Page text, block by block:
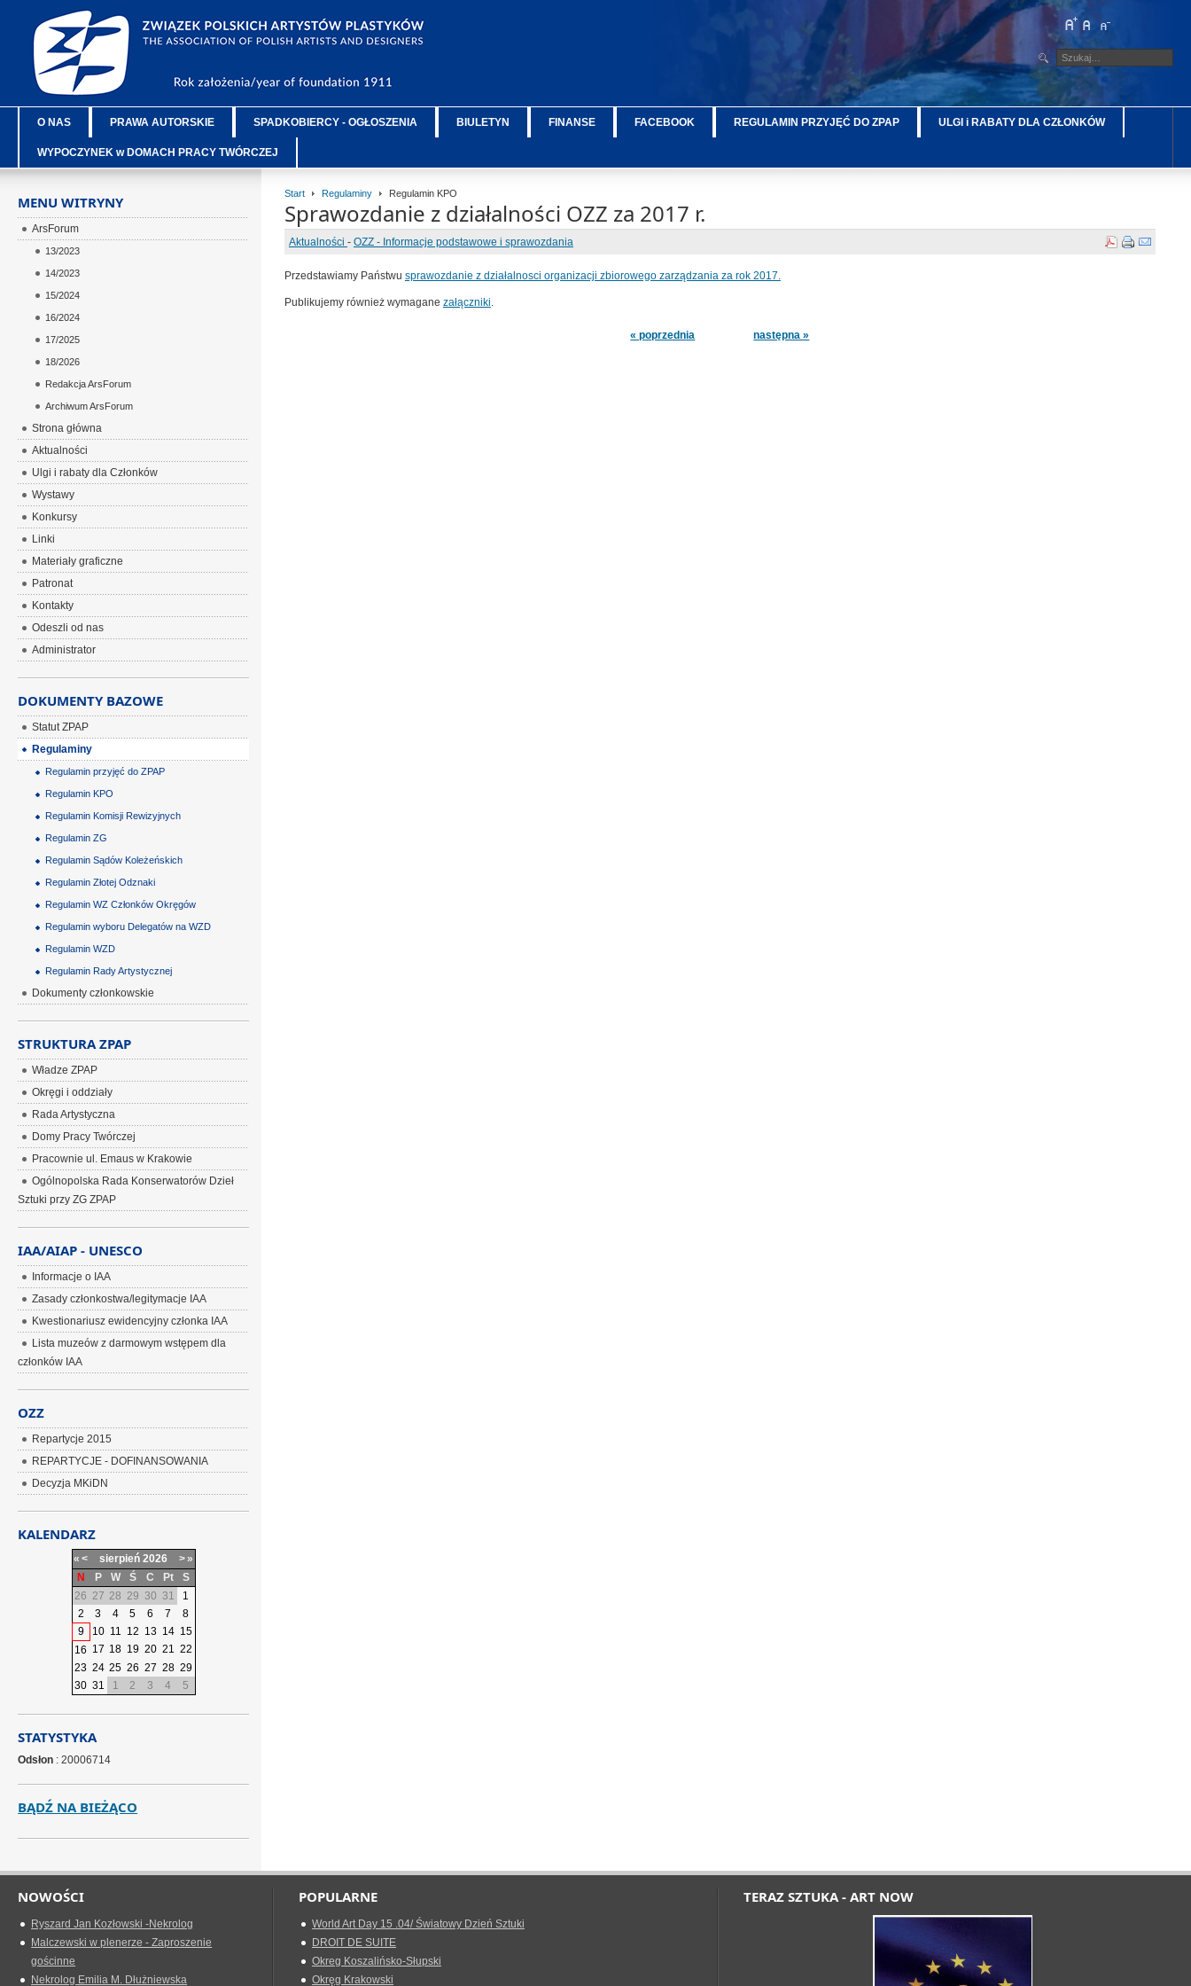
O NAS PRAWA AUTORSKIE SPADKOBIERCY - OGŁOSZENIA BIULETYN FINANSE FACEBOOK REGULAMIN PRZYJĘĆ DO ZPAP ULGI i RABATY DLA CZŁONKÓW
WYPOCZYNEK w DOMACH PRACY TWÓRCZEJ
Start Regulaminy Regulamin KPO
Sprawozdanie z działalności OZZ za 2017 r.
Aktualności - OZZ - Informacje podstawowe i sprawozdania
Przedstawiamy Państwu sprawozdanie z działalnosci organizacji zbiorowego zarządzania za rok 2017.
Publikujemy również wymagane załączniki.
« poprzednia następna »
MENU WITRYNY
ArsForum
13/2023
14/2023
15/2024
16/2024
17/2025
18/2026
Redakcja ArsForum
Archiwum ArsForum
Strona główna
Aktualności
Ulgi i rabaty dla Członków
Wystawy
Konkursy
Linki
Materiały graficzne
Patronat
Kontakty
Odeszli od nas
Administrator
DOKUMENTY BAZOWE
Statut ZPAP
Regulaminy
Regulamin przyjęć do ZPAP
Regulamin KPO
Regulamin Komisji Rewizyjnych
Regulamin ZG
Regulamin Sądów Koleżeńskich
Regulamin Złotej Odznaki
Regulamin WZ Członków Okręgów
Regulamin wyboru Delegatów na WZD
Regulamin WZD
Regulamin Rady Artystycznej
Dokumenty członkowskie
STRUKTURA ZPAP
Władze ZPAP
Okręgi i oddziały
Rada Artystyczna
Domy Pracy Twórczej
Pracownie ul. Emaus w Krakowie
Ogólnopolska Rada Konserwatorów Dzieł
Sztuki przy ZG ZPAP
IAA/AIAP - UNESCO
Informacje o IAA
Zasady członkostwa/legitymacje IAA
Kwestionariusz ewidencyjny członka IAA
Lista muzeów z darmowym wstępem dla
członków IAA
OZZ
Repartycje 2015
REPARTYCJE - DOFINANSOWANIA
Decyzja MKiDN
KALENDARZ
« < sierpień 2026 >»
N
P W Ś C Pt
S
26 27 28 29 30 31
1
2
3 4 5 6 7
8
9
10 11 12 13 14 15
16 17 18 19 20 21 22
23 24 25 26 27 28 29
30 31 1 2 3 4 5
STATYSTYKA
Odsłon : 20006714
BĄDŹ NA BIEŻĄCO
NOWOŚCI
Ryszard Jan Kozłowski -Nekrolog
Malczewski w plenerze - Zaproszenie
gościnne
Nekrolog Emilia M. Dłużniewska
POPULARNE
World Art Day 15 .04/ Światowy Dzień Sztuki
DROIT DE SUITE
Okreg Koszalińsko-Słupski
Okręg Krakowski
TERAZ SZTUKA - ART NOW